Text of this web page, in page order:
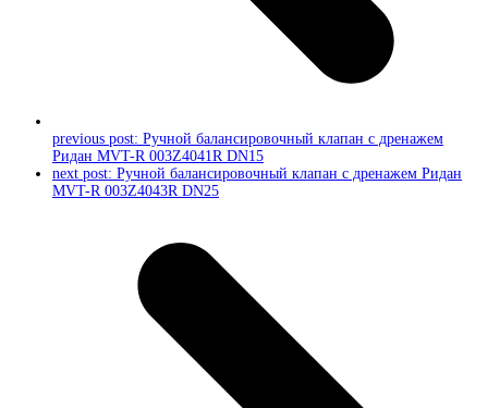
previous post: Ручной балансировочный клапан с дренажем
Ридан MVT-R 003Z4041R DN15
next post: Ручной балансировочный клапан с дренажем Ридан
MVT-R 003Z4043R DN25